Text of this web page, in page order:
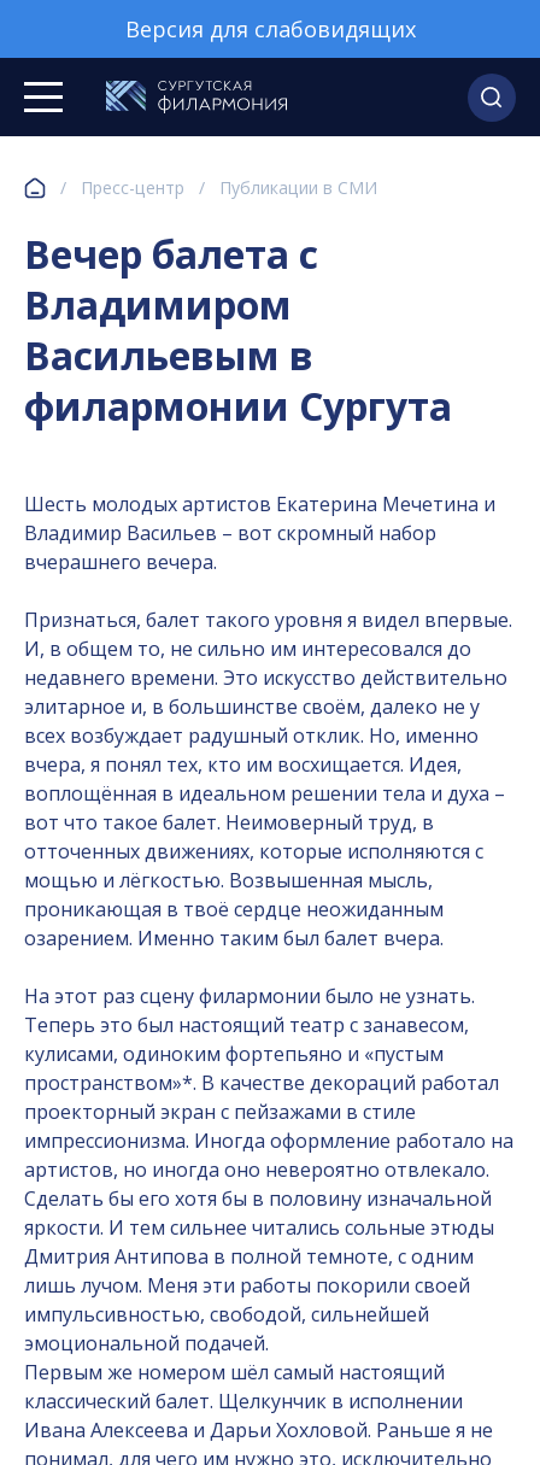
Версия для слабовидящих
/ Пресс-центр / Публикации в СМИ
Вечер балета с
Владимиром
Васильевым в
филармонии Сургута
Шесть молодых артистов Екатерина Мечетина и
Владимир Васильев – вот скромный набор
вчерашнего вечера.
Признаться, балет такого уровня я видел впервые.
И, в общем то, не сильно им интересовался до
недавнего времени. Это искусство действительно
элитарное и, в большинстве своём, далеко не у
всех возбуждает радушный отклик. Но, именно
вчера, я понял тех, кто им восхищается. Идея,
воплощённая в идеальном решении тела и духа –
вот что такое балет. Неимоверный труд, в
отточенных движениях, которые исполняются с
мощью и лёгкостью. Возвышенная мысль,
проникающая в твоё сердце неожиданным
озарением. Именно таким был балет вчера.
На этот раз сцену филармонии было не узнать.
Теперь это был настоящий театр с занавесом,
кулисами, одиноким фортепьяно и «пустым
пространством»*. В качестве декораций работал
проекторный экран с пейзажами в стиле
импрессионизма. Иногда оформление работало на
артистов, но иногда оно невероятно отвлекало.
Сделать бы его хотя бы в половину изначальной
яркости. И тем сильнее читались сольные этюды
Дмитрия Антипова в полной темноте, с одним
лишь лучом. Меня эти работы покорили своей
импульсивностью, свободой, сильнейшей
эмоциональной подачей.
Первым же номером шёл самый настоящий
классический балет. Щелкунчик в исполнении
Ивана Алексеева и Дарьи Хохловой. Раньше я не
понимал, для чего им нужно это, исключительно